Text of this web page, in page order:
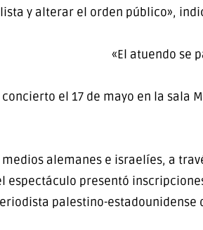
y alterar el orden público»,
«El atuendo se
el 17 de mayo en la sala
medios alemanes e israelíes, a
espectáculo presentó
palestino-estadounidense